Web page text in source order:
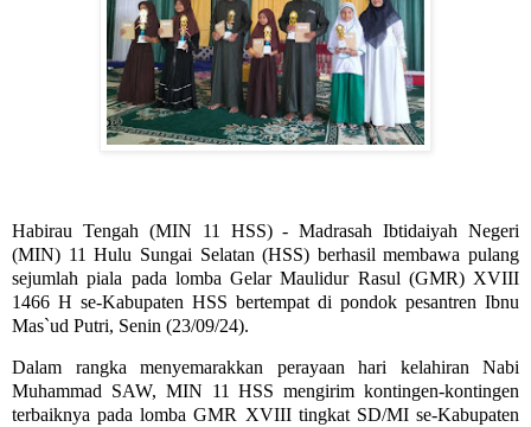
Habirau Tengah (MIN 11 HSS) - Madrasah Ibtidaiyah Negeri
(MIN) 11 Hulu Sungai Selatan (HSS) berhasil membawa pulang
sejumlah piala pada lomba Gelar Maulidur Rasul (GMR) XVIII
1466 H se-Kabupaten HSS bertempat di pondok pesantren Ibnu
Mas`ud Putri, Senin (23/09/24).
Dalam rangka menyemarakkan perayaan hari kelahiran Nabi
Muhammad SAW, MIN 11 HSS mengirim kontingen-kontingen
terbaiknya pada lomba GMR XVIII tingkat SD/MI se-Kabupaten